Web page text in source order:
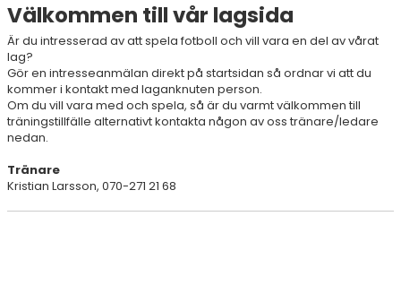
TRUPPEN
BILDGALLERI
DOKUMENT
KONTAKT
Välkommen till vår lagsida
Är du intresserad av att spela fotboll och vill vara en del av vårat
lag?
Gör en intresseanmälan direkt på startsidan så ordnar vi att du
kommer i kontakt med laganknuten person.
Om du vill vara med och spela, så är du varmt välkommen till
träningstillfälle alternativt kontakta någon av oss tränare/ledare
nedan.
Tränare
Kristian Larsson, 070-271 21 68